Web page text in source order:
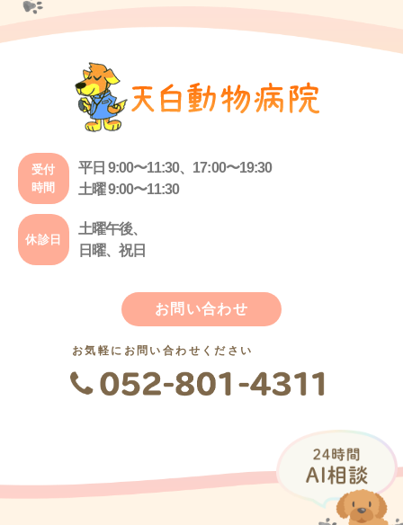
受付
時間
平日 9:00〜11:30、17:00〜19:30
土曜 9:00〜11:30
休診日
土曜午後、
日曜、祝日
お問い合わせ
お気軽にお問い合わせください